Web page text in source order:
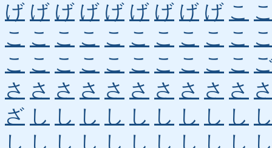
げ げ げ げ げ げ げ げ げ こ
こ こ こ こ こ こ こ こ こ こ
こ こ こ こ こ こ こ こ こ こ
さ さ さ さ さ さ さ さ さ さ
ざ し し し し し し し し し
し し し し し し し し し し